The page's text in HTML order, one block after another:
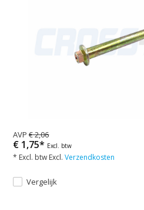
AVP€ 2,06
€ 1,75* Excl. btw
* Excl. btw Excl.Verzendkosten
Vergelijk